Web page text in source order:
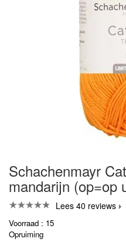
Schachenmayr
mandarijn (op=op
Lees 40 reviews
Voorraad : 15
Opruiming